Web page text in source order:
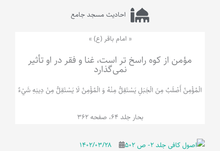
احادیث مسجد جامع
« امام باقر (ع) »
مؤمن از کوه راسخ تر است، غنا و فقر در او تأثیر
نمی‌گذارد
الْمُؤْمِنُ‌ أَصْلَبُ‌ مِنَ‌ الْجَبَلِ‌ یَسْتَقِلُّ مِنْهُ وَ الْمُؤْمِنُ لَا يَسْتَقِلُّ مِنْ دِينِهِ شَيْ‌ءٌ
بحار جلد 64، صفحه 362
۱۴۰۲/۰۳/۲۸